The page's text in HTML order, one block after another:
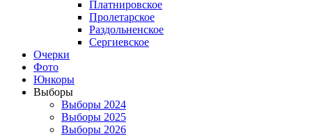
Платнировское
Пролетарское
Раздольненское
Сергиевское
Очерки
Фото
Юнкоры
Выборы
Выборы 2024
Выборы 2025
Выборы 2026